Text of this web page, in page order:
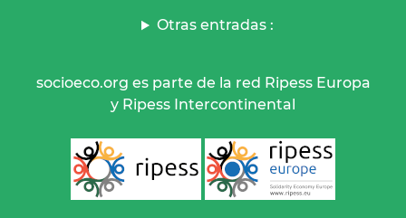
Otras entradas :
socioeco.org es parte de la red Ripess Europa
y Ripess Intercontinental